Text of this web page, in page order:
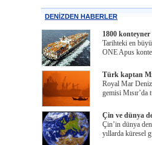
DENİZDEN HABERLER
1800
Tarihteki en
ONE Apus
Türk kaptan
Royal Mar
gemisi
Çin ve dünya
Çin’in dünya
yıllarda küresel